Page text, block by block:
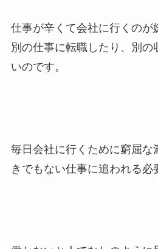
仕事が辛くて会社に行くのが
別の仕事に転職したり、別の
いのです。
毎日会社に行くために窮屈な
きでもない仕事に追われる必